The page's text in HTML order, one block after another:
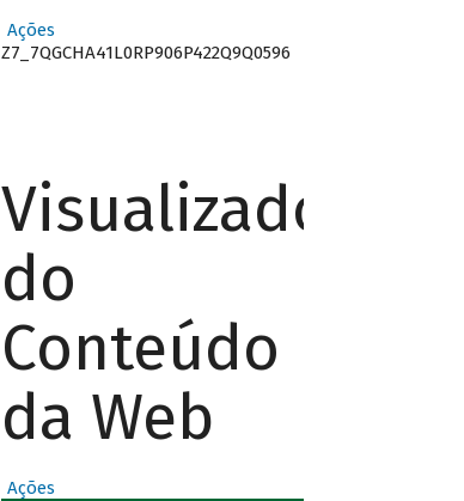
Ações
Z7_7QGCHA41L0RP906P422Q9Q0596
Visualizador
do
Conteúdo
da Web
Ações